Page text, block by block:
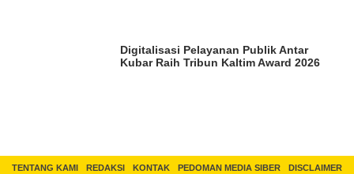
Digitalisasi Pelayanan Publik Antar
Kubar Raih Tribun Kaltim Award 2026
TENTANG KAMI REDAKSI KONTAK PEDOMAN MEDIA SIBER DISCLAIMER